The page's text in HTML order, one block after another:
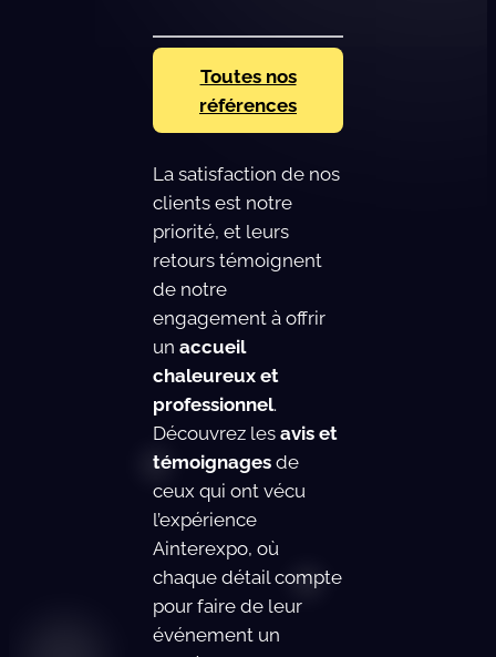
Toutes nos
références
La satisfaction de nos
clients est notre
priorité, et leurs
retours témoignent
de notre
engagement à offrir
un accueil
chaleureux et
professionnel.
Découvrez les avis et
témoignagesde
ceux qui ont vécu
l’expérience
Ainterexpo, où
chaque détail compte
pour faire de leur
événement un